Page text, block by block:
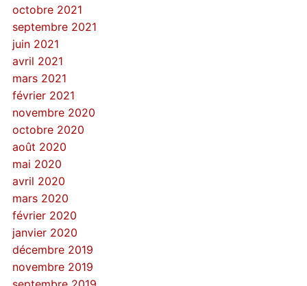
octobre 2021
septembre 2021
juin 2021
avril 2021
mars 2021
février 2021
novembre 2020
octobre 2020
août 2020
mai 2020
avril 2020
mars 2020
février 2020
janvier 2020
décembre 2019
novembre 2019